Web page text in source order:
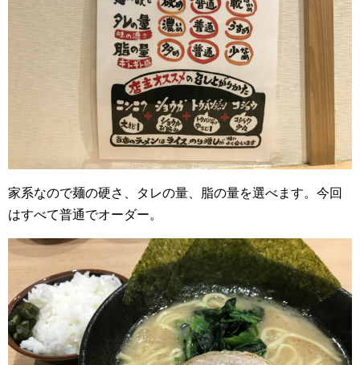
家系なので麺の硬さ、タレの量、脂の量を選べます。今回
はすべて普通でオーダー。